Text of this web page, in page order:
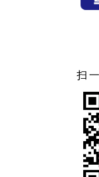
准备了幸福大礼包。
景演艺半价优惠、相
也让他们在未来的日
独特魅力。一对当天
统节日，选择在这天
惊喜的是还领到了幸
（记者 郑雪纯）
扫